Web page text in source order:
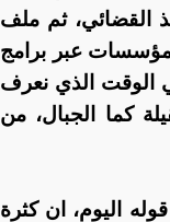
القضائي، ثم ملف
عبر برامج
الوقت الذي نعرف
كما الجبال، من
اليوم، ان كثرة